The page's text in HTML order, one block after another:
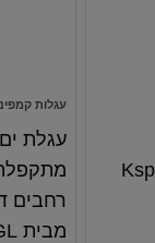
עגלות
מבית NGL – צבע כחול